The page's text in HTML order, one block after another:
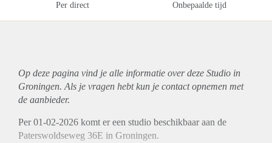
Per direct Onbepaalde tijd
Op deze pagina vind je alle informatie over deze Studio in
Groningen. Als je vragen hebt kun je contact opnemen met
de aanbieder.
Per 01-02-2026 komt er een studio beschikbaar aan de
Paterswoldseweg 36E in Groningen.